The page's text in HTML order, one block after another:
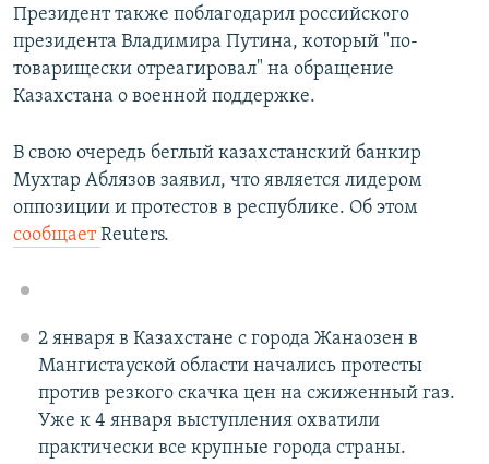
Президент также поблагодарил российского
президента Владимира Путина, который "по-
товарищески отреагировал" на обращение
Казахстана о военной поддержке.
В свою очередь беглый казахстанский банкир
Мухтар Аблязов заявил, что является лидером
оппозиции и протестов в республике. Об этом
сообщаетReuters.
2 января в Казахстане с города Жанаозен в
Мангистауской области начались протесты
против резкого скачка цен на сжиженный газ.
Уже к 4 января выступления охватили
практически все крупные города страны.